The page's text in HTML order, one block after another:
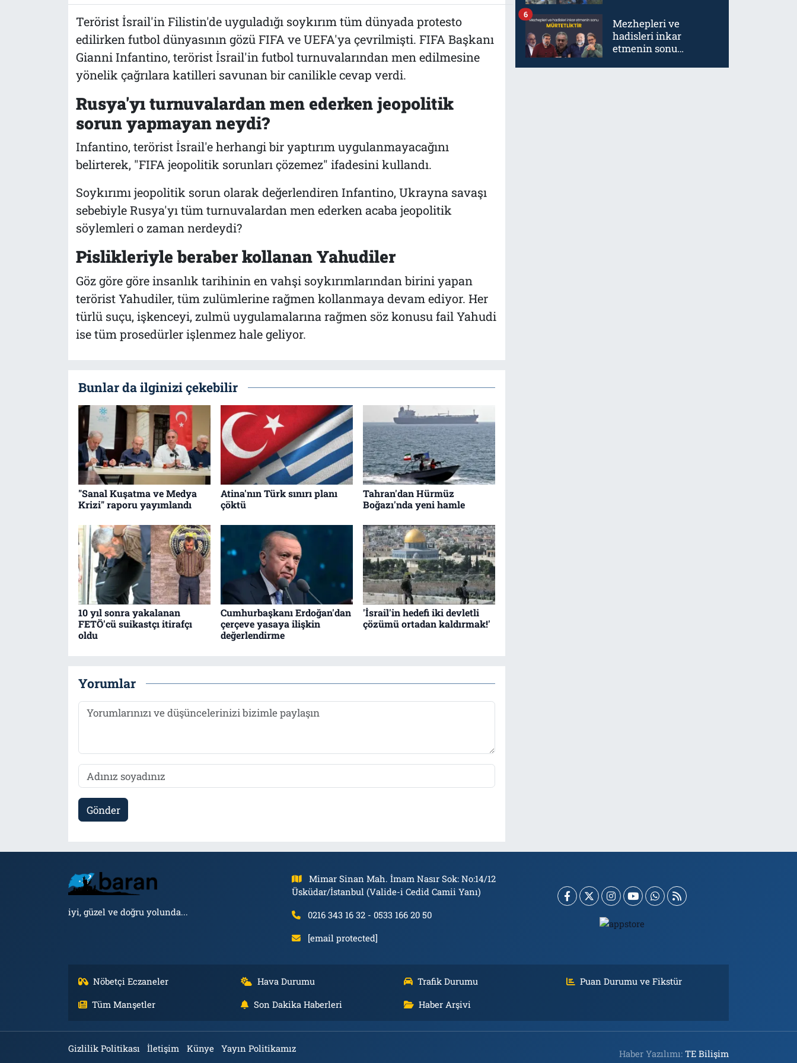
Terörist İsrail'in Filistin'de uyguladığı soykırım tüm dünyada protesto
edilirken futbol dünyasının gözü FIFA ve UEFA'ya çevrilmişti. FIFA Başkanı
Gianni Infantino, terörist İsrail'in futbol turnuvalarından men edilmesine
yönelik çağrılara katilleri savunan bir canilikle cevap verdi.
Rusya'yı turnuvalardan men ederken jeopolitik
sorun yapmayan neydi?
Infantino, terörist İsrail'e herhangi bir yaptırım uygulanmayacağını
belirterek, "FIFA jeopolitik sorunları çözemez" ifadesini kullandı.
Soykırımı jeopolitik sorun olarak değerlendiren Infantino, Ukrayna savaşı
sebebiyle Rusya'yı tüm turnuvalardan men ederken acaba jeopolitik
söylemleri o zaman nerdeydi?
Pislikleriyle beraber kollanan Yahudiler
Göz göre göre insanlık tarihinin en vahşi soykırımlarından birini yapan
terörist Yahudiler, tüm zulümlerine rağmen kollanmaya devam ediyor. Her
türlü suçu, işkenceyi, zulmü uygulamalarına rağmen söz konusu fail Yahudi
ise tüm prosedürler işlenmez hale geliyor.
Bunlar da ilginizi çekebilir
"Sanal Kuşatma ve Medya
Krizi" raporu yayımlandı
Atina'nın Türk sınırı planı
çöktü
Tahran'dan Hürmüz
Boğazı'nda yeni hamle
10 yıl sonra yakalanan
FETÖ'cü suikastçı itirafçı
oldu
Cumhurbaşkanı Erdoğan'dan
çerçeve yasaya ilişkin
değerlendirme
'İsrail'in hedefi iki devletli
çözümü ortadan kaldırmak!'
Yorumlar
Gönder
Mezhepleri ve
hadisleri inkar
etmenin sonu
6
iyi, güzel ve doğru yolunda...
Mimar Sinan Mah. İmam Nasır Sok: No:14/12
Üsküdar/İstanbul (Valide-i Cedid Camii Yanı)
0216 343 16 32 - 0533 166 20 50
[email protected]
Nöbetçi Eczaneler Hava Durumu Trafik Durumu
Puan Durumu ve Fikstür
Tüm Manşetler
Son Dakika Haberleri Haber Arşivi
Gizlilik Politikası İletişim Künye Yayın Politikamız Haber Yazılımı:TE Bilişim